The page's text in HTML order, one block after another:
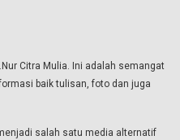
Citra Mulia. Ini adalah semangat
baik tulisan, foto dan juga
salah satu media alternatif